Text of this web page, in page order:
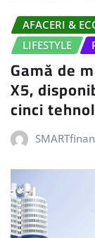
AFACERI &
LIFESTYLE
Gamă de
X5,
cinci